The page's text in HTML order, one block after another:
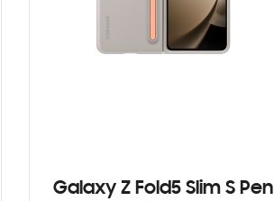
Galaxy Z Fold5 Slim S Pen